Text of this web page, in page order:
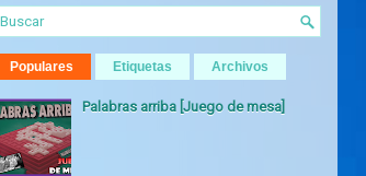
Populares Etiquetas Archivos
Palabras arriba [Juego de mesa]